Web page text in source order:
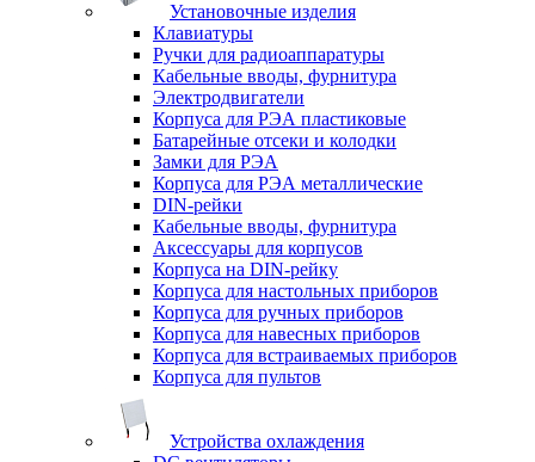
Установочные изделия
Клавиатуры
Ручки для радиоаппаратуры
Кабельные вводы, фурнитура
Электродвигатели
Корпуса для РЭА пластиковые
Батарейные отсеки и колодки
Замки для РЭА
Корпуса для РЭА металлические
DIN-рейки
Кабельные вводы, фурнитура
Аксессуары для корпусов
Корпуса на DIN-рейку
Корпуса для настольных приборов
Корпуса для ручных приборов
Корпуса для навесных приборов
Корпуса для встраиваемых приборов
Корпуса для пультов
Устройства охлаждения